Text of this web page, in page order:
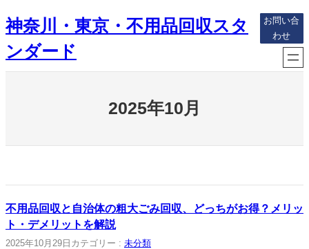
容
を
ス
神奈川・東京・不用品回収スタ
ンダード
お問い合
わせ
2025年10月
不用品回収と自治体の粗大ごみ回収、どっちがお得？メリッ
ト・デメリットを解説
2025年10月29日 カテゴリー : 未分類